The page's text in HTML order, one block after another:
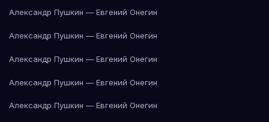
Александр Пушкин — Евгений Онегин
Александр Пушкин — Евгений Онегин
Александр Пушкин — Евгений Онегин
Александр Пушкин — Евгений Онегин
Александр Пушкин — Евгений Онегин